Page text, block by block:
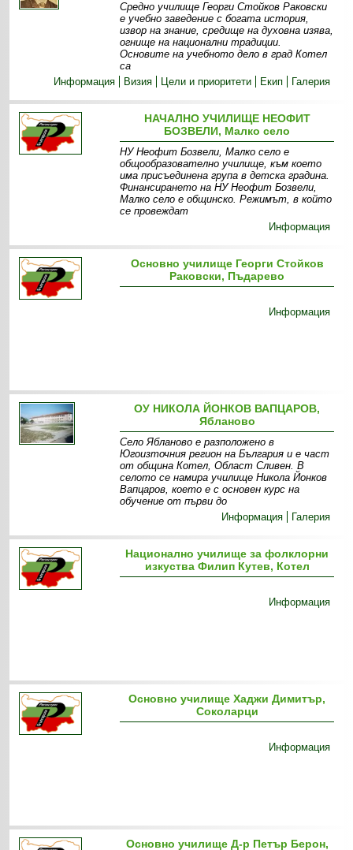
Средно училище Георги Стойков Раковски
е учебно заведение с богата история,
извор на знание, средище на духовна изява,
огнище на национални традиции.
Основите на учебното дело в град Котел
са
Информация
Визия Цели и приоритети Екип Галерия
НАЧАЛНО УЧИЛИЩЕ НЕОФИТ
БОЗВЕЛИ, Малко село
НУ Неофит Бозвели, Малко село е
общообразователно училище, към което
има присъединена група в детска градина.
Финансирането на НУ Неофит Бозвели,
Малко село е общинско. Режимът, в който
се провеждат
Информация
Основно училище Георги Стойков
Раковски, Пъдарево
Информация
ОУ НИКОЛА ЙОНКОВ ВАПЦАРОВ,
Ябланово
Село Ябланово е разположено в
Югоизточния регион на България и е част
от община Котел, Област Сливен. В
селото се намира училище Никола Йонков
Вапцаров, което е с основен курс на
обучение от първи до
Информация
Галерия
Национално училище за фолклорни
изкуства Филип Кутев, Котел
Информация
Основно училище Хаджи Димитър,
Соколарци
Информация
Основно училище Д-р Петър Берон,